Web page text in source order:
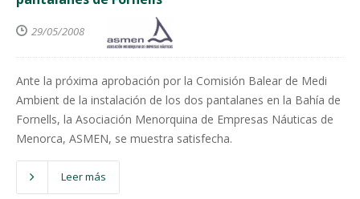
29/05/2008
Ante la próxima aprobación por la Comisión Balear de Medi
Ambient de la instalación de los dos pantalanes en la Bahía de
Fornells, la Asociación Menorquina de Empresas Náuticas de
Menorca, ASMEN, se muestra satisfecha.
Leer más